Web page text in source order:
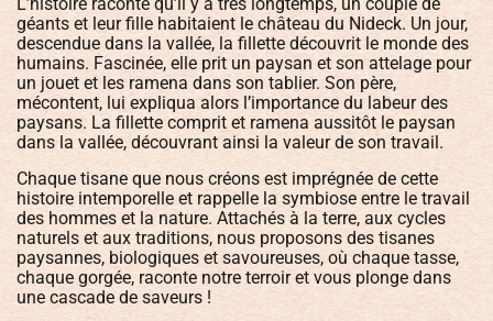
géants et leur fille habitaient le château du Nideck. Un jour,
descendue dans la vallée, la fillette découvrit le monde des
humains. Fascinée, elle prit un paysan et son attelage pour
un jouet et les ramena dans son tablier. Son père,
mécontent, lui expliqua alors l’importance du labeur des
paysans. La fillette comprit et ramena aussitôt le paysan
dans la vallée, découvrant ainsi la valeur de son travail.
Chaque tisane que nous créons est imprégnée de cette
histoire intemporelle et rappelle la symbiose entre le travail
des hommes et la nature. Attachés à la terre, aux cycles
naturels et aux traditions, nous proposons des tisanes
paysannes, biologiques et savoureuses, où chaque tasse,
chaque gorgée, raconte notre terroir et vous plonge dans
une cascade de saveurs !